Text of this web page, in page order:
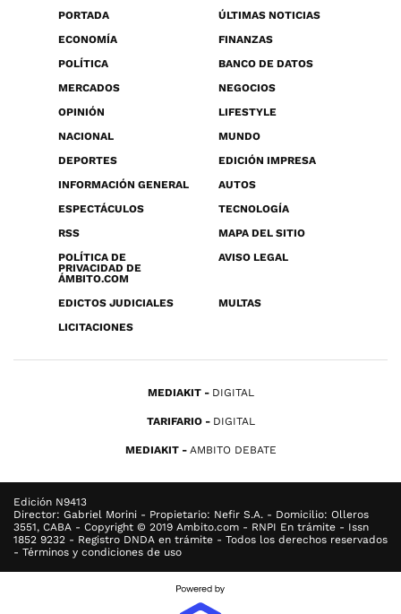
PORTADA
ÚLTIMAS NOTICIAS
ECONOMÍA
FINANZAS
POLÍTICA
BANCO DE DATOS
MERCADOS
NEGOCIOS
OPINIÓN
LIFESTYLE
NACIONAL
MUNDO
DEPORTES
EDICIÓN IMPRESA
INFORMACIÓN GENERAL
AUTOS
ESPECTÁCULOS
TECNOLOGÍA
RSS
MAPA DEL SITIO
POLÍTICA DE
PRIVACIDAD DE
ÁMBITO.COM
AVISO LEGAL
EDICTOS JUDICIALES
MULTAS
LICITACIONES
MEDIAKIT DIGITAL
TARIFARIO DIGITAL
MEDIAKIT AMBITO DEBATE
Edición N9413
Director: Gabriel Morini - Propietario: Nefir S.A. - Domicilio: Olleros
3551, CABA - Copyright © 2019 Ambito.com - RNPI En trámite - Issn
1852 9232 - Registro DNDA en trámite - Todos los derechos reservados
- Términos y condiciones de uso